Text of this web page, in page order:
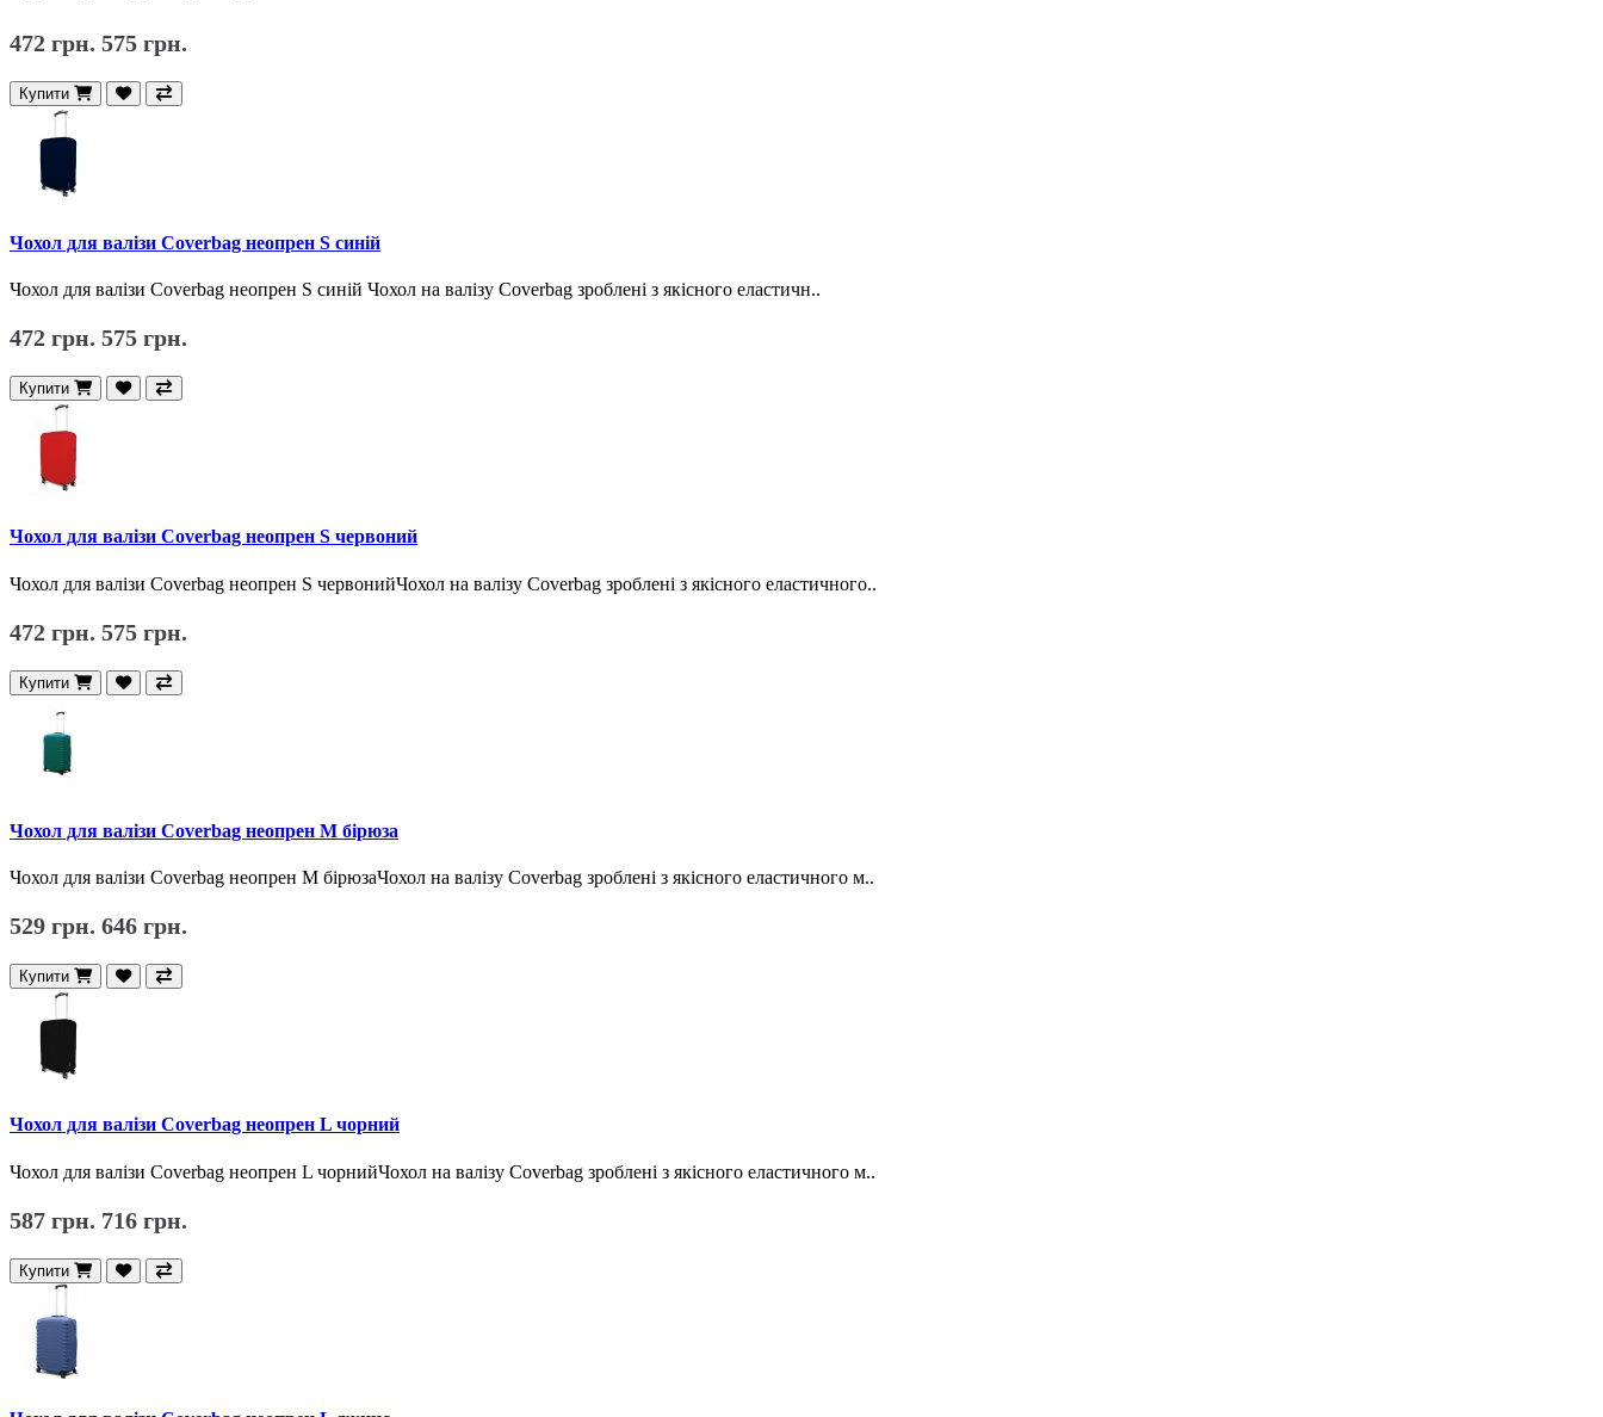
472 грн. 575 грн.
Купити
Чохол для валізи Coverbag неопрен S синій
Чохол для валізи Coverbag неопрен S синій Чохол на валізу Coverbag зроблені з якісного еластичн..
472 грн. 575 грн.
Купити
Чохол для валізи Coverbag неопрен S червоний
Чохол для валізи Coverbag неопрен S червонийЧохол на валізу Coverbag зроблені з якісного еластичного..
472 грн. 575 грн.
Купити
Чохол для валізи Coverbag неопрен M бірюза
Чохол для валізи Coverbag неопрен M бірюзаЧохол на валізу Coverbag зроблені з якісного еластичного м..
529 грн. 646 грн.
Купити
Чохол для валізи Coverbag неопрен L чорний
Чохол для валізи Coverbag неопрен L чорнийЧохол на валізу Coverbag зроблені з якісного еластичного м..
587 грн. 716 грн.
Купити